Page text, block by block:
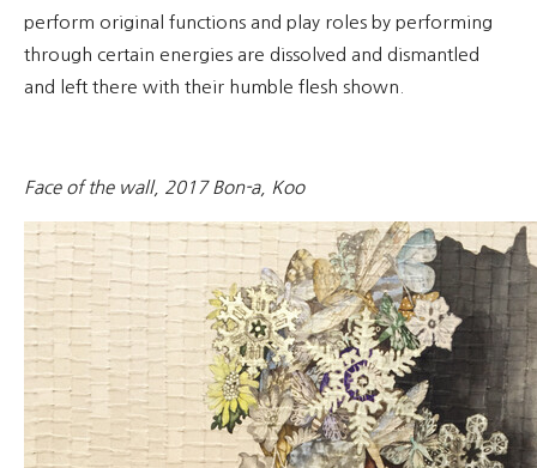
perform original functions and play roles by performing
through certain energies are dissolved and dismantled
and left there with their humble flesh shown.
Face of the wall, 2017 Bon-a, Koo